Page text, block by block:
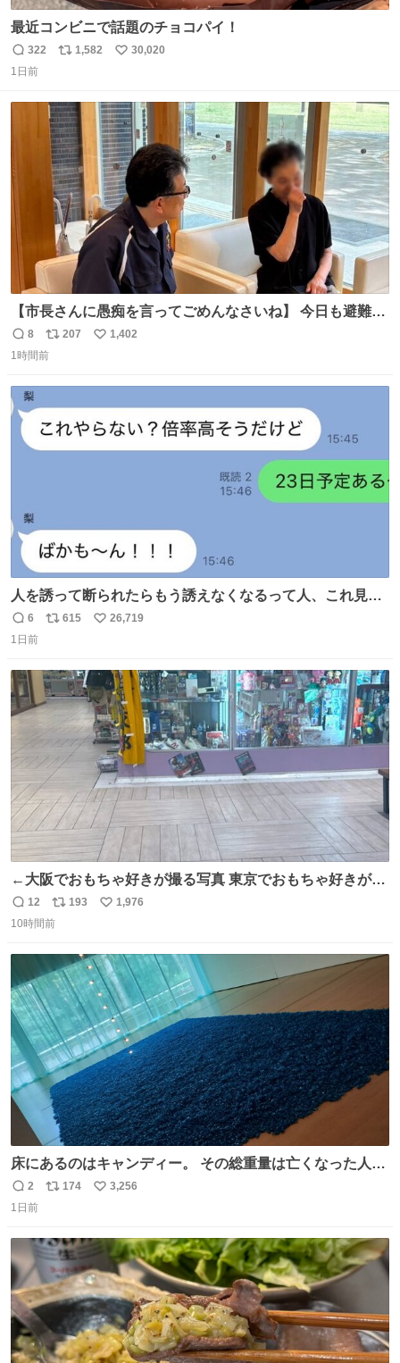
最近コンビニで話題のチョコパイ！
返
信
322
リ
ト
数
1,582
い
数
30,020
1日前
【市長さんに愚痴を言ってごめんなさいね】 今日も避難所
を回り、皆さんのお話を伺いました。 少し辛そうな表情を
されていた高齢の女性に、「どうぞ遠慮なく、何でも話し
返
信
8
リ
ポ
207
い
1,402
1時間前
人を誘って断られたらもう誘えなくなるって人、これ見て
元気出してほしい
返
信
6
リ
ト
数
615
い
26,719
1日前
←大阪でおもちゃ好きが撮る写真 東京でおもちゃ好きが撮
る写真→
返
信
12
リ
ポ
ト
数
193
い
数
1,976
10時間前
床にあるのはキャンディー。 その総重量は亡くなった人と
同等の重さだそうです。 鑑賞者は一つ持ち帰れますが、亡
くなった人の一部を持ち帰っているような感覚になりまし
術館
返
信
2
リ
ト
数
174
い
3,256
1日前